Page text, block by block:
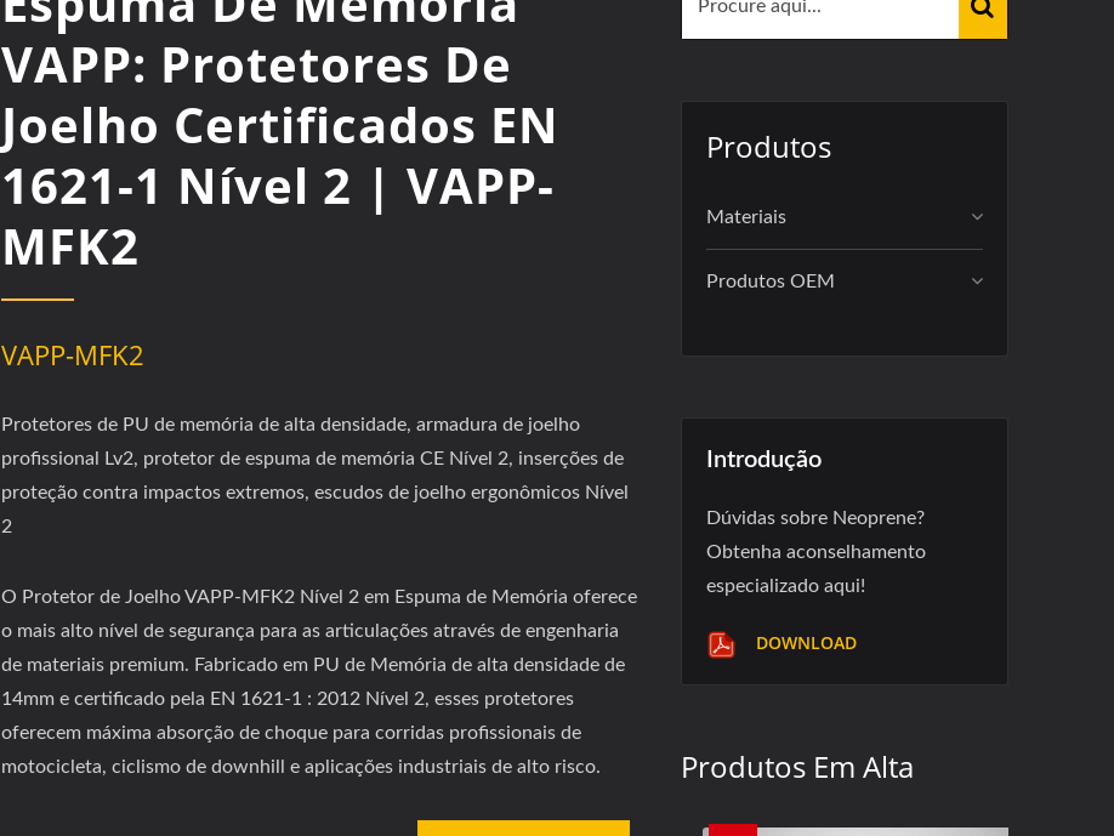
VAPP: Protetores De
Joelho Certificados EN
1621-1 Nível 2 | VAPP-
MFK2
VAPP-MFK2
Protetores de PU de memória de alta densidade, armadura de joelho
profissional Lv2, protetor de espuma de memória CE Nível 2, inserções de
proteção contra impactos extremos, escudos de joelho ergonômicos Nível
2
O Protetor de Joelho VAPP-MFK2 Nível 2 em Espuma de Memória oferece
o mais alto nível de segurança para as articulações através de engenharia
de materiais premium. Fabricado em PU de Memória de alta densidade de
14mm e certificado pela EN 1621-1 : 2012 Nível 2, esses protetores
oferecem máxima absorção de choque para corridas profissionais de
motocicleta, ciclismo de downhill e aplicações industriais de alto risco.
Produtos
Materiais
Produtos OEM
Introdução
Dúvidas sobre Neoprene?
Obtenha aconselhamento
especializado aqui!
DOWNLOAD
Produtos Em Alta